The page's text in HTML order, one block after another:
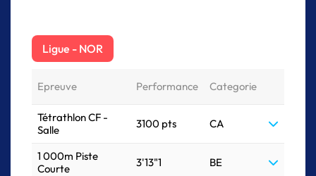
Ligue - NOR
Epreuve Performance Categorie
Tétrathlon CF -
Salle
3100 pts CA
1 000m Piste
Courte
3'13"1 BE